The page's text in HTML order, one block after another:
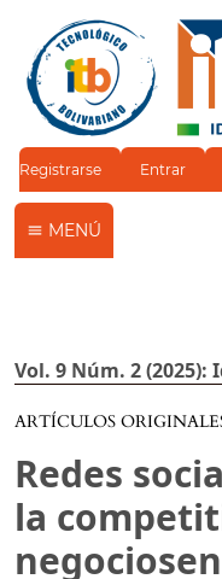
Registrarse Entrar
MENÚ
Vol. 9 Núm. 2
ARTÍCULOS
Redes
la